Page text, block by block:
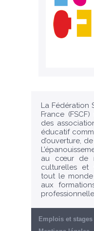
La Fédération
France
des
éducatif
d’ouverture,
au cœur de
culturelles et
tout le
aux
Emplois et stages